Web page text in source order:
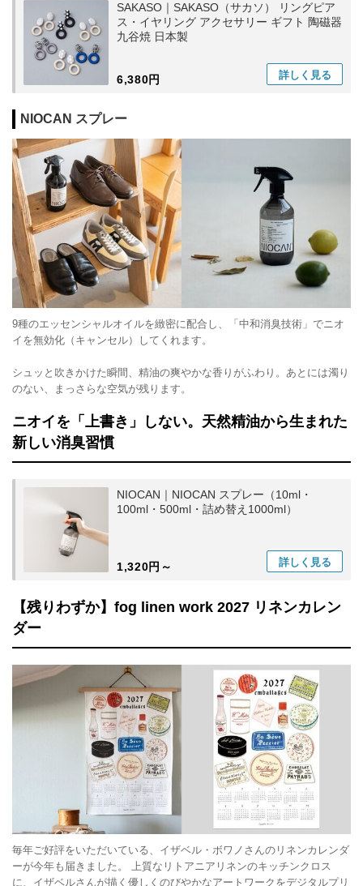
SAKASO｜SAKASO（サカソ） リングピア
ス・イヤリング アクセサリー ギフト 陶磁器
九谷焼 日本製
6,380円 詳しく 見る
NIOCAN スプレー
9種のエッセンシャルオイルを緻密に配合し、「中和消臭技術」でニオ
イを無効化（キャンセル）してくれます。
シュッと吹きかけた瞬間、精油の爽やかな香りがふわり。あとには濁り
のない、まっさらな空気が残ります。
ニオイを「上書き」しない。天然精油から生まれた
新しい消臭習慣
NIOCAN｜NIOCAN スプレー（10ml・
100ml・500ml・詰め替え1000ml）
1,320円～ 詳しく 見る
【残りわずか】fog linen work 2027 リネンカレン
ダー
毎年ご好評をいただいている、イザベル・ボワノさんのリネンカレンダ
ーが今年も届きました。 上質なリトアニアリネンのキッチンクロス
に、イザベルさんが描く優しくのびやかなアートワークをデジタルプリ